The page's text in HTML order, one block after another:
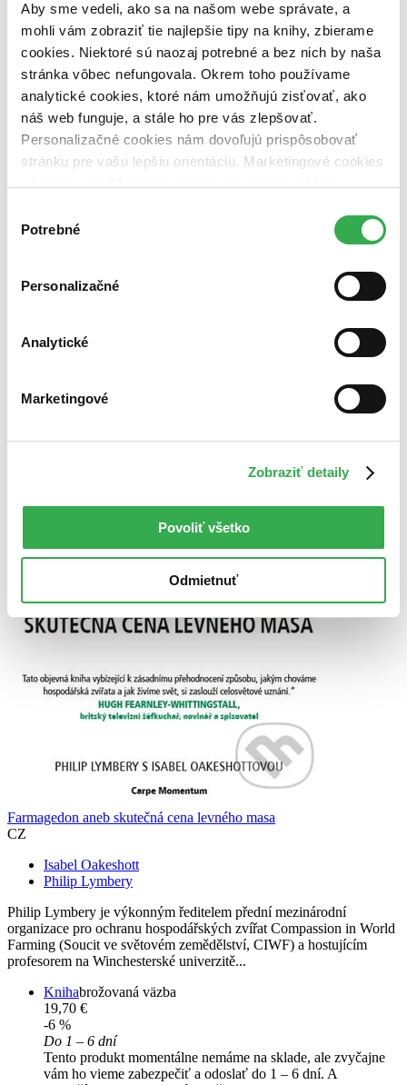
Aby sme vedeli, ako sa na našom webe správate, a
mohli vám zobraziť tie najlepšie tipy na knihy, zbierame
cookies. Niektoré sú naozaj potrebné a bez nich by naša
stránka vôbec nefungovala. Okrem toho používame
analytické cookies, ktoré nám umožňujú zisťovať, ako
náš web funguje, a stále ho pre vás zlepšovať.
Personalizačné cookies nám dovoľujú prispôsobovať
stránku pre vašu lepšiu orientáciu. Marketingové cookies
nám pomohlo, keby sme mohli používať všetky tieto
súhlasu
Potrebné
Personalizačné
Analytické
Marketingové
Zobraziť detaily
Povoliť všetko
Odmietnuť
Zúžiť výber
Zoradiť
Bestsellery
Novinky
Najdrahšie
Zrušiť filtre
Farmagedon aneb skutečná cena levného masa
CZ
Isabel Oakeshott
Philip Lymbery
Philip Lymbery je výkonným ředitelem přední mezinárodní
organizace pro ochranu hospodářských zvířat Compassion in World
Farming (Soucit ve světovém zemědělství, CIWF) a hostujícím
profesorem na Winchesterské univerzitě...
Knihabrožovaná väzba
19,70 €
-6 %
Do 1 – 6 dní
Tento produkt momentálne nemáme na sklade, ale zvyčajne
vám ho vieme zabezpečiť a odoslať do 1 – 6 dní. A